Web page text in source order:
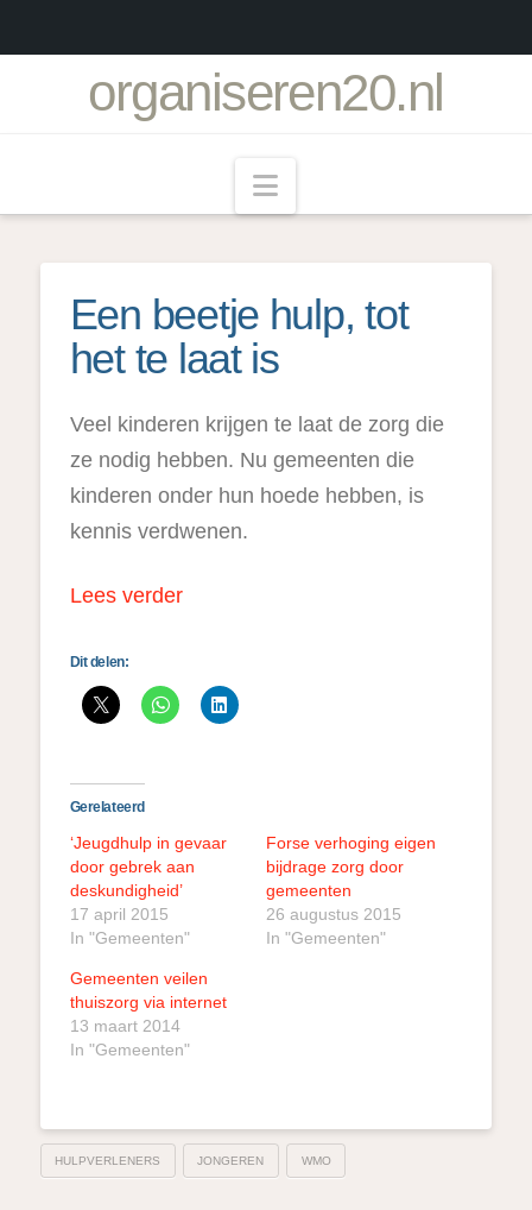
organiseren20.nl
Navigation
Een beetje hulp, tot
het te laat is
Veel kinderen krijgen te laat de zorg die
ze nodig hebben. Nu gemeenten die
kinderen onder hun hoede hebben, is
kennis verdwenen.
Lees verder
Dit delen:
Gerelateerd
‘Jeugdhulp in gevaar
door gebrek aan
deskundigheid’
17 april 2015
In "Gemeenten"
Forse verhoging eigen
bijdrage zorg door
gemeenten
26 augustus 2015
In "Gemeenten"
Gemeenten veilen
thuiszorg via internet
13 maart 2014
In "Gemeenten"
HULPVERLENERS JONGEREN WMO